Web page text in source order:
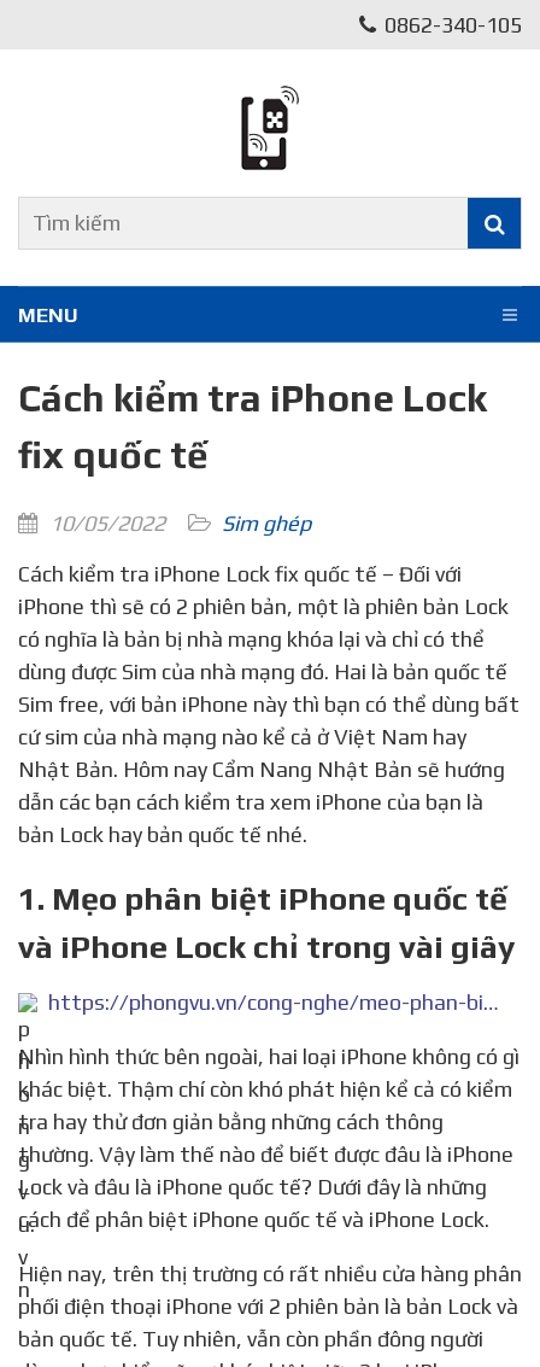
0862-340-105
MENU
Cách kiểm tra iPhone Lock
fix quốc tế
10/05/2022
Sim ghép
Cách kiểm tra iPhone Lock fix quốc tế – Đối với
iPhone thì sẽ có 2 phiên bản, một là phiên bản Lock
có nghĩa là bản bị nhà mạng khóa lại và chỉ có thể
dùng được Sim của nhà mạng đó. Hai là bản quốc tế
Sim free, với bản iPhone này thì bạn có thể dùng bất
cứ sim của nhà mạng nào kể cả ở Việt Nam hay
Nhật Bản. Hôm nay Cẩm Nang Nhật Bản sẽ hướng
dẫn các bạn cách kiểm tra xem iPhone của bạn là
bản Lock hay bản quốc tế nhé.
1. Mẹo phân biệt iPhone quốc tế
và iPhone Lock chỉ trong vài giây
https://phongvu.vn/cong-nghe/meo-phan-biet-iphone-quoc-te-va-iphone-lock-chi-trong-vai-giay-khong-lo-tien-mat-tat-mang/
Nhìn hình thức bên ngoài, hai loại iPhone không có gì
khác biệt. Thậm chí còn khó phát hiện kể cả có kiểm
tra hay thử đơn giản bằng những cách thông
thường. Vậy làm thế nào để biết được đâu là iPhone
Lock và đâu là iPhone quốc tế? Dưới đây là những
cách để phân biệt iPhone quốc tế và iPhone Lock.
Hiện nay, trên thị trường có rất nhiều cửa hàng phân
phối điện thoại iPhone với 2 phiên bản là bản Lock và
bản quốc tế. Tuy nhiên, vẫn còn phần đông người